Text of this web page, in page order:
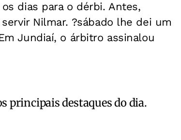
dias para o dérbi. Antes,
Nilmar. ?sábado lhe dei um
Jundiaí, o árbitro assinalou
principais destaques do dia.